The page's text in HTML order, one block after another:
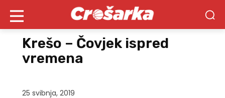
Krešo – Čovjek ispred
vremena
25 svibnja, 2019